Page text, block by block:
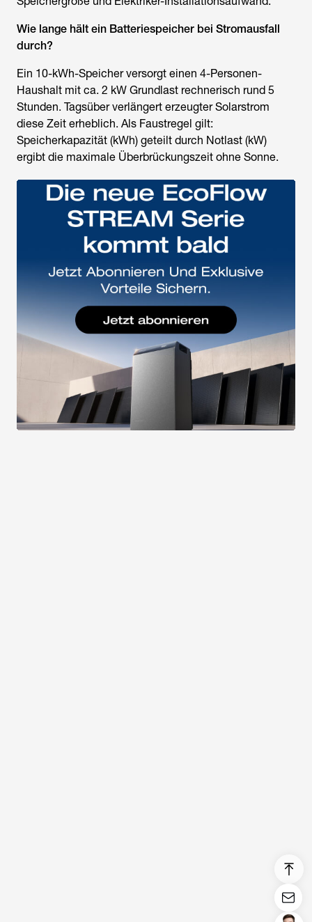
Wie lange hält ein Batteriespeicher bei Stromausfall
durch?
Ein 10-kWh-Speicher versorgt einen 4-Personen-
Haushalt mit ca. 2 kW Grundlast rechnerisch rund 5
Stunden. Tagsüber verlängert erzeugter Solarstrom
diese Zeit erheblich. Als Faustregel gilt:
Speicherkapazität (kWh) geteilt durch Notlast (kW)
ergibt die maximale Überbrückungszeit ohne Sonne.